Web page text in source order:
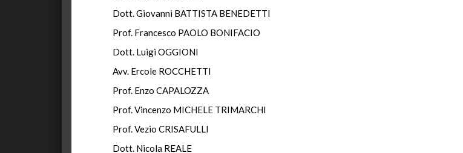
Dott. Giovanni BATTISTA BENEDETTI
Prof. Francesco PAOLO BONIFACIO
Dott. Luigi OGGIONI
Avv. Ercole ROCCHETTI
Prof. Enzo CAPALOZZA
Prof. Vincenzo MICHELE TRIMARCHI
Prof. Vezio CRISAFULLI
Dott. Nicola REALE